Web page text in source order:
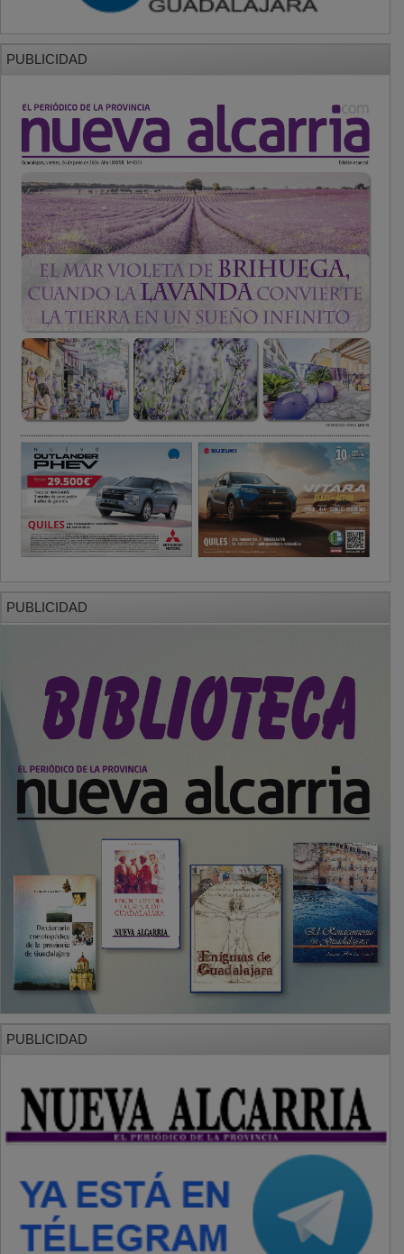
PUBLICIDAD
PUBLICIDAD
PUBLICIDAD